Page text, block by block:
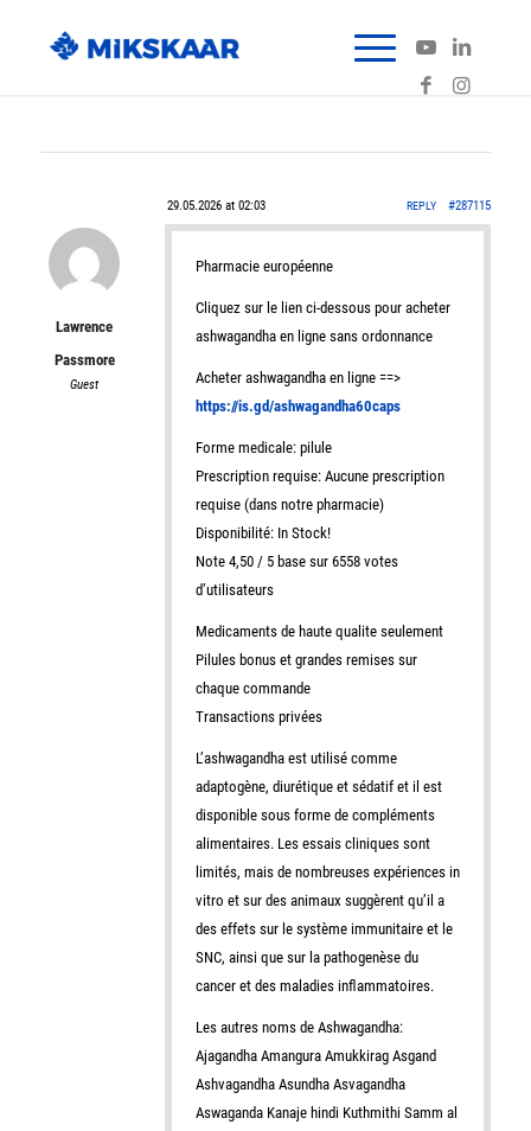
29.05.2026 at 02:03 #287115
REPLY
Lawrence
Passmore
Guest
Pharmacie européenne
Cliquez sur le lien ci-dessous pour acheter
ashwagandha en ligne sans ordonnance
Acheter ashwagandha en ligne ==>
https://is.gd/ashwagandha60caps
Forme medicale: pilule
Prescription requise: Aucune prescription
requise (dans notre pharmacie)
Disponibilité: In Stock!
Note 4,50 / 5 base sur 6558 votes
d’utilisateurs
Medicaments de haute qualite seulement
Pilules bonus et grandes remises sur
chaque commande
Transactions privées
L’ashwagandha est utilisé comme
adaptogène, diurétique et sédatif et il est
disponible sous forme de compléments
alimentaires. Les essais cliniques sont
limités, mais de nombreuses expériences in
vitro et sur des animaux suggèrent qu’il a
des effets sur le système immunitaire et le
SNC, ainsi que sur la pathogenèse du
cancer et des maladies inflammatoires.
Les autres noms de Ashwagandha:
Ajagandha Amangura Amukkirag Asgand
Ashvagandha Asundha Asvagandha
Aswaganda Kanaje hindi Kuthmithi Samm al